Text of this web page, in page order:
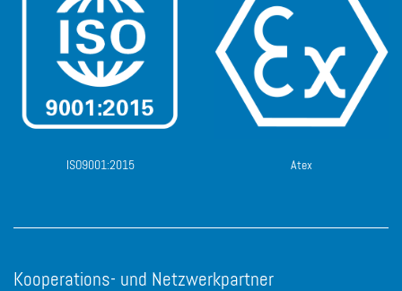
ISO9001:2015 Atex
Kooperations- und Netzwerkpartner